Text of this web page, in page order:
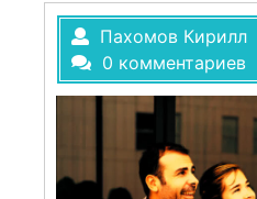
Пахомов Кирилл
0 комментариев